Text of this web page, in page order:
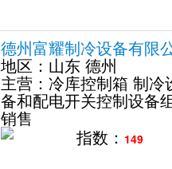
德州富耀制冷设备有限
地区： 山东 德州
主营： 冷库控制箱 制冷
备和配电开关控制设备
销售
指数： 149